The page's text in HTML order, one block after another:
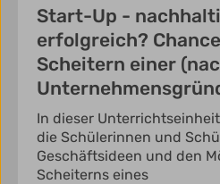
Start-Up -
erfolgreich?
Scheitern einer
In dieser
die Schülerinnen und
Geschäftsideen und den
Scheiterns eines